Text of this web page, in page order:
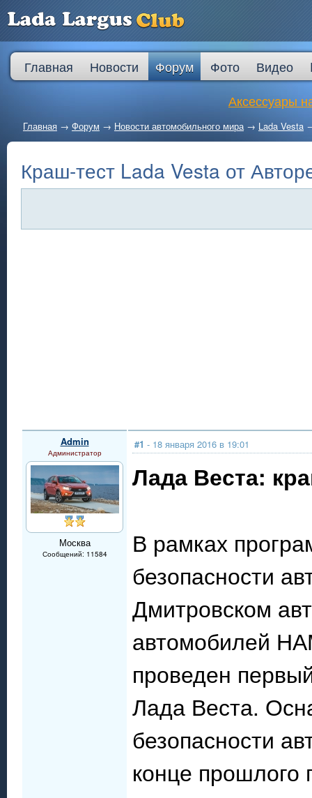
Главная Новости Форум Фото Видео
Аксессуары
Главная → Форум → Новости автомобильного мира→ Lada Vesta
Краш-тест Lada Vesta от
Admin
Администратор
Москва
Сообщений: 11584
#1 - 18 января 2016 в 19:01
Лада Веста:
В рамках
безопасности
Дмитровском
автомобилей
проведен
Лада Веста.
безопасности
конце прошлого